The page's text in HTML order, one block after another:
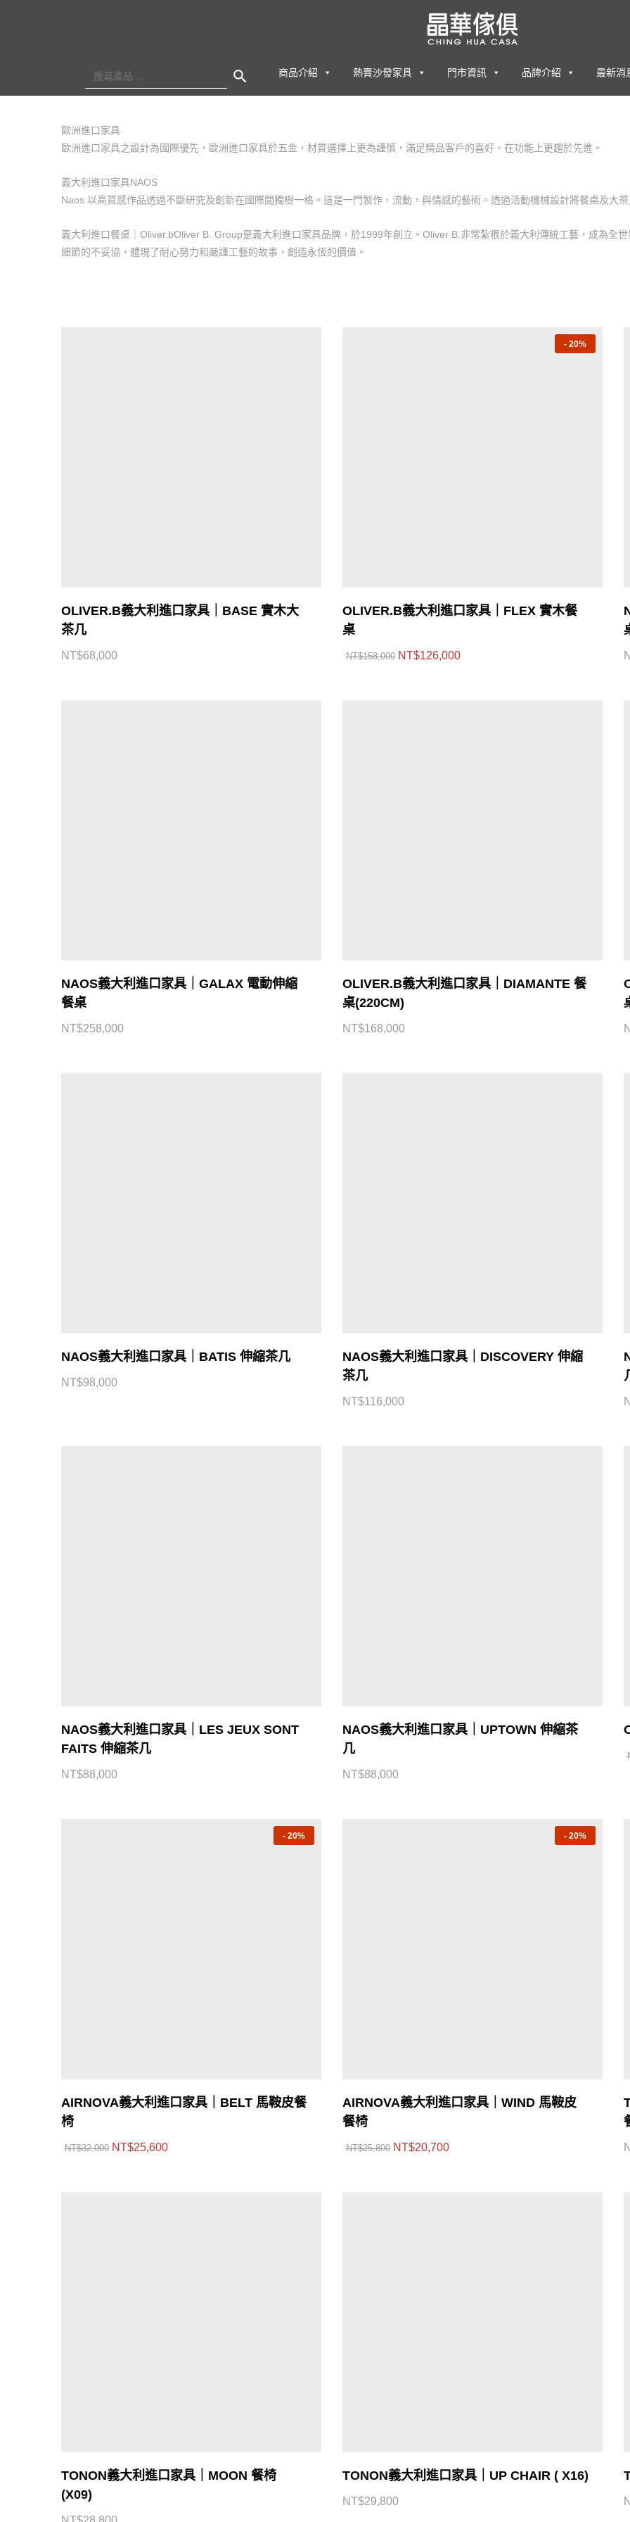
for:
商品介紹
熱賣沙發家具 門市資訊 品牌介紹 最新消
歐洲進口家具
歐洲進口家具之設計為國際優先，歐洲進口家具於五金，材質選擇上更為謹慎，滿足精品客戶的喜好。在功能上更趨於先進。
義大利進口家具NAOS
Naos 以高質感作品透過不斷研究及創新在國際間獨樹一格。這是一門製作，流動，與情感的藝術。透過活動機械設計將餐桌及大茶
義大利進口餐桌｜Oliver.bOliver B. Group是義大利進口家具品牌，於1999年創立。Oliver B.非常紮根於義大利傳統工藝，成為全
細節的不妥協，體現了耐心努力和嚴謹工藝的故事，創造永恆的價值。
OLIVER.B義大利進口家具｜BASE 實木大
茶几
NT$68,000
- 20%
OLIVER.B義大利進口家具｜FLEX 實木餐
桌
NT$158,000 NT$126,000
NAOS義大利進口家具｜GALAX 電動伸縮
餐桌
NT$258,000
OLIVER.B義大利進口家具｜DIAMANTE 餐
桌(220CM)
NT$168,000
NAOS義大利進口家具｜BATIS 伸縮茶几
NT$98,000
NAOS義大利進口家具｜DISCOVERY 伸縮
茶几
NT$116,000
NAOS義大利進口家具｜LES JEUX SONT
FAITS 伸縮茶几
NT$88,000
NAOS義大利進口家具｜UPTOWN 伸縮茶
几
NT$88,000
- 20%
AIRNOVA義大利進口家具｜BELT 馬鞍皮餐
椅
NT$32,000 NT$25,600
- 20%
AIRNOVA義大利進口家具｜WIND 馬鞍皮
餐椅
NT$25,800 NT$20,700
TONON義大利進口家具｜MOON 餐椅
(X09)
TONON義大利進口家具｜UP CHAIR ( X16)
NT$29,800